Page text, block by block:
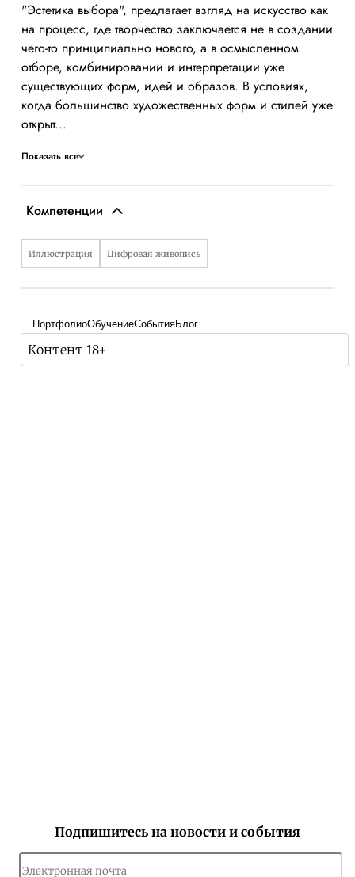
"Эстетика выбора", предлагает взгляд на искусство как
на процесс, где творчество заключается не в создании
чего-то принципиально нового, а в осмысленном
отборе, комбинировании и интерпретации уже
существующих форм, идей и образов. В условиях,
когда большинство художественных форм и стилей уже
открыт...
Показать все
Компетенции
Иллюстрация Цифровая живопись
ПортфолиоОбучениеСобытияБлог
Контент 18+
Подпишитесь на новости и события